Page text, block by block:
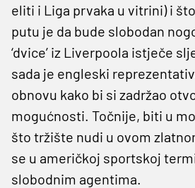
eliti i Liga prvaka u vitrini) i
putu je da bude slobodan
‘dvice’ iz Liverpoola istječe
sada je engleski
obnovu kako bi si zadržao
mogućnosti. Točnije, biti u
što tržište nudi u ovom
se u američkoj sportskoj
slobodnim agentima.